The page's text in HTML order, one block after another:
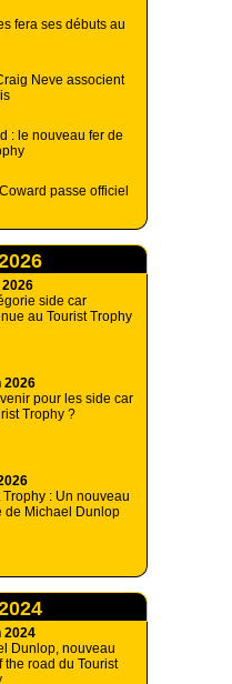
fera ses débuts au
Neve associent
: le nouveau fer de
passe officiel
side car
au Tourist Trophy
2026
pour les side car
Trophy ?
Trophy : Un nouveau
de Michael Dunlop
2024
Dunlop, nouveau
the road du Tourist